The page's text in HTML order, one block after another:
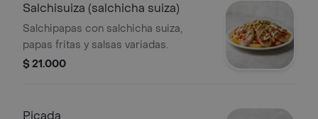
Salchisuiza (salchicha suiza)
Salchipapas con salchicha suiza,
papas fritas y salsas variadas.
$ 21.000
Picada